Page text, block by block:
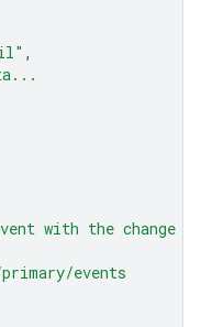
,
with the change
events